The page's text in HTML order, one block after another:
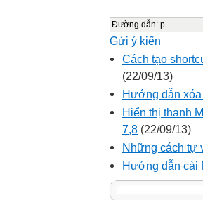
Đường dẫn: p
Gửi ý kiến
Cách tạo
(22/09/13)
Hướng dẫn
Hiển thị thanh
7,8 (22/09/13)
Những cách tự
Hướng dẫn cài